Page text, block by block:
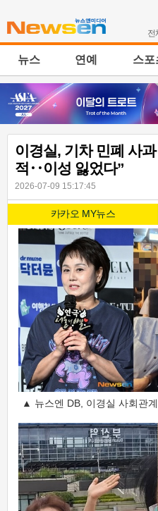
전
뉴스 연예 스포
이경실, 기차 민폐 사
적‥이성 잃었다”
2026-07-09 15:17:45
카카오 MY뉴스
▲ 뉴스엔 DB, 이경실 사회관